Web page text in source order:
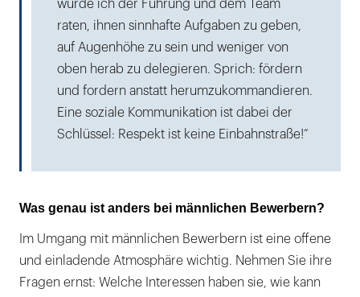
würde ich der Führung und dem Team
raten, ihnen sinnhafte Aufgaben zu geben,
auf Augenhöhe zu sein und weniger von
oben herab zu delegieren. Sprich: fördern
und fordern anstatt herumzukommandieren.
Eine soziale Kommunikation ist dabei der
Schlüssel: Respekt ist keine Einbahnstraße!“
Was genau ist anders bei männlichen Bewerbern?
Im Umgang mit männlichen Bewerbern ist eine offene
und einladende Atmosphäre wichtig. Nehmen Sie ihre
Fragen ernst: Welche Interessen haben sie, wie kann